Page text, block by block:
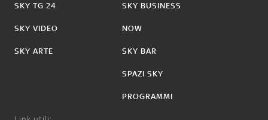
SKY TG 24
SKY VIDEO
SKY ARTE
SKY BUSINESS
NOW
SKY BAR
SPAZI SKY
PROGRAMMI